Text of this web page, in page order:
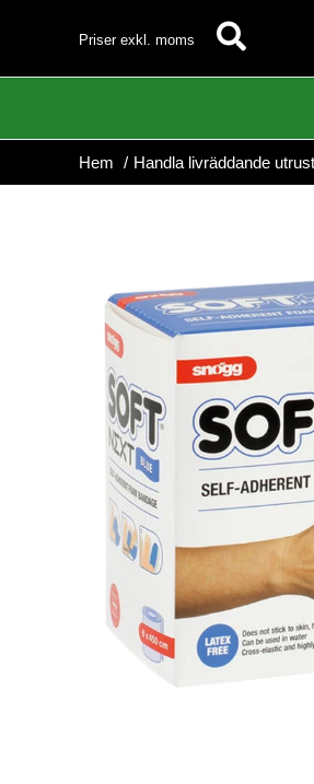
innehåll
Priser exkl. moms Sök
Hem Handla livräddande